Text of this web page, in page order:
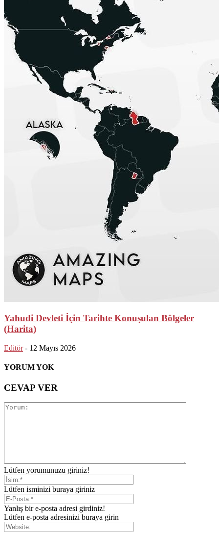
Yahudi Devleti İçin Tarihte Konuşulan Bölgeler
(Harita)
Editör - 12 Mayıs 2026
YORUM YOK
CEVAP VER
Lütfen yorumunuzu giriniz!
Lütfen isminizi buraya giriniz
Yanlış bir e-posta adresi girdiniz!
Lütfen e-posta adresinizi buraya girin